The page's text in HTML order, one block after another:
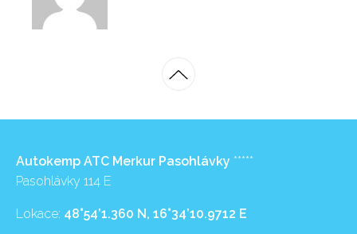
Autokemp ATC Merkur Pasohlávky *****
Pasohlávky 114 E
Lokace: 48°54’1.360 N, 16°34’10.9712 E